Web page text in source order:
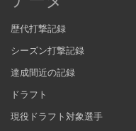
歴代打撃記録
シーズン打撃記録
達成間近の記録
ドラフト
現役ドラフト対象選手